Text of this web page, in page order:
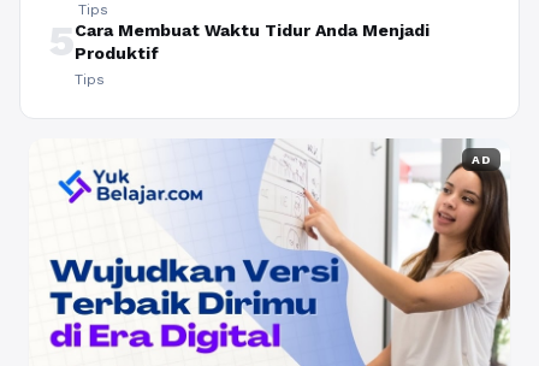
Tips
5Cara Membuat Waktu Tidur Anda Menjadi
Produktif
Tips
AD